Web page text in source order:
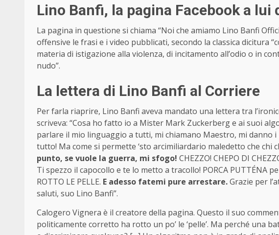
Lino Banfi, la pagina Facebook a
La pagina in questione si chiama “Noi che amiamo Lino Banfi
offensive le frasi e i video pubblicati, secondo la classica dicitura
materia di istigazione alla violenza, di incitamento all’odio o in
nudo”.
La lettera di Lino Banfi al Corriere
Per farla riaprire, Lino Banfi aveva mandato una lettera tra
scriveva: “Cosa ho fatto io a Mister Mark Zuckerberg e ai suoi
parlare il mio linguaggio a tutti, mi chiamano Maestro, mi danno
tutto! Ma come si permette ‘sto arcimiliardario maledetto che chi
punto, se vuole la guerra, mi sfogo! CHEZZO! CHEPO DI
Ti spezzo il capocollo e te lo metto a tracollo! PORCA PUTTÉNA
ROTTO LE PELLE. E adesso fatemi pure arrestare.Grazie per
saluti, suo Lino Banfi”.
Calogero Vignera è il creatore della pagina. Questo il suo
politicamente corretto ha rotto un po’ le ‘pelle’. Ma perché una